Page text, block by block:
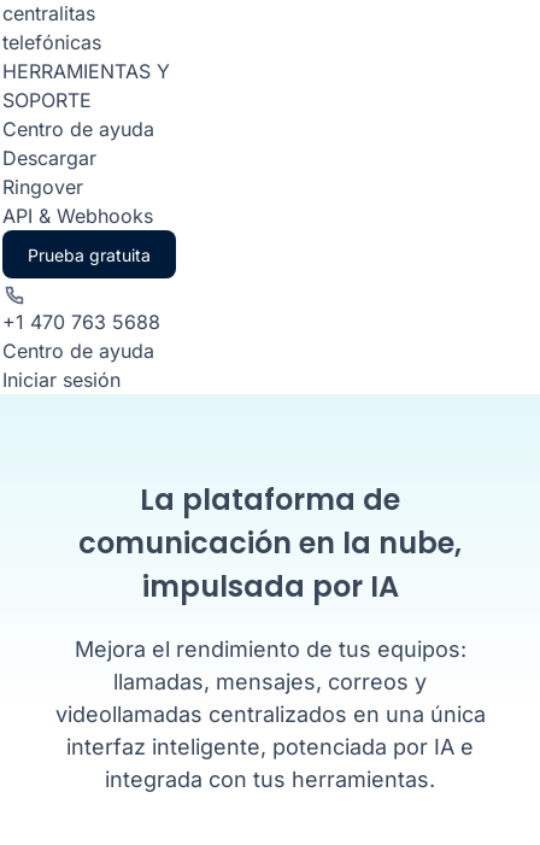
centralitas
telefónicas
HERRAMIENTAS Y
SOPORTE
Centro de ayuda
Descargar
Ringover
API & Webhooks
Prueba gratuita
+1 470 763 5688
Centro de ayuda
Iniciar sesión
La plataforma de
comunicación en la nube,
impulsada por IA
Mejora el rendimiento de tus equipos:
llamadas, mensajes, correos y
videollamadas centralizados en una única
interfaz inteligente, potenciada por IA e
integrada con tus herramientas.